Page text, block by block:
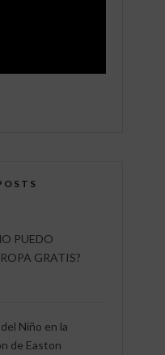
PUEDO
GRATIS?
Niño en la
de Easton